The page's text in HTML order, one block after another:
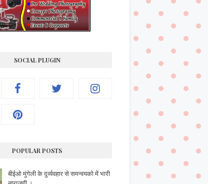
SOCIAL PLUGIN
POPULAR POSTS
बीईओ मुंगेली के दुर्व्यवहार से समन्वयको में भारी